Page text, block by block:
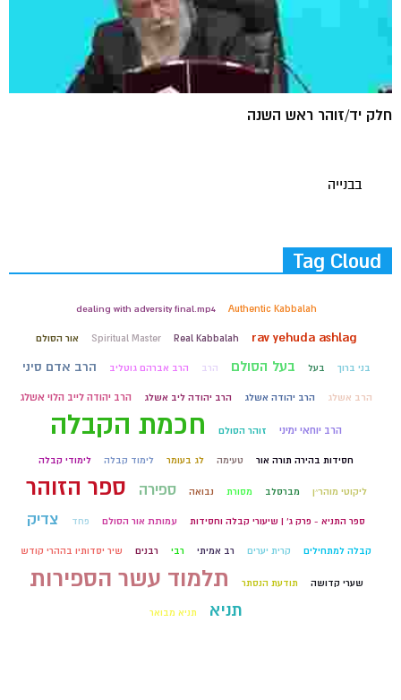
חלק יד/זוהר ראש השנה
בבנייה
Tag Cloud
Authentic Kabbalah
dealing with adversity final.mp4
rav yehuda ashlag
Real Kabbalah
Spiritual Master אור הסולם
בני ברוך בעל בעל הסולם הרב הרב אברהם גוטליב הרב אדם סיני
הרב אשלג הרב יהודה אשלג הרב יהודה ליב אשלג הרב יהודה לייב הלוי אשלג
הרב יוחאי ימיני זוהר הסולם חכמת הקבלה
חסידות בהירה תורה אור טעימה לג בעומר לימוד קבלה לימודי קבלה
ליקוטי מוהר״ן מברסלב מסורת נבואה ספירה ספר הזוהר
ספר התניא - פרק ג' | שיעורי קבלה וחסידות עמותת אור הסולם פחד צדיק
קבלה למתחילים קרית יערים רב אמיתי רבי רבנים שיר יסדותיו בההרי קודש
שערי קדושה תודעת הנסתר תלמוד עשר הספירות
תניא תניא מבואר